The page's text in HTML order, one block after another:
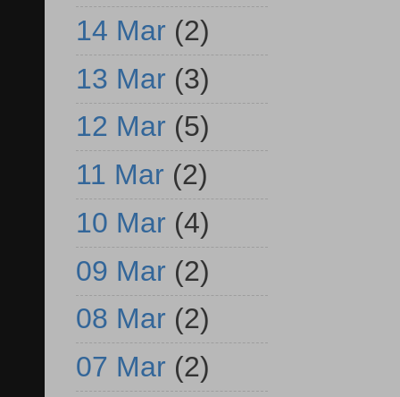
14 Mar (2)
13 Mar (3)
12 Mar (5)
11 Mar (2)
10 Mar (4)
09 Mar (2)
08 Mar (2)
07 Mar (2)